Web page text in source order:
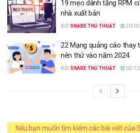
19 mẹo dành tăng RPM
nhà xuất bản
BỞI SHARE THỦ THUẬT 20/
22 Mạng quảng cáo thay
nên thử vào năm 2024
BỞI SHARE THỦ THUẬT 02/
Nếu bạn muốn tìm kiếm các bài viết của